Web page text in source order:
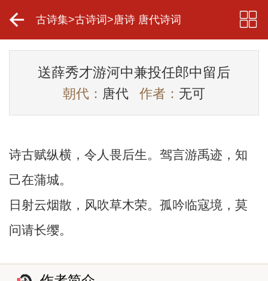
古诗集>古诗词 >唐诗 唐代诗词
送薛秀才游河中兼投任郎中留后
朝代： 唐代 作者： 无可
诗古赋纵横，令人畏后生。驾言游禹迹，知
己在蒲城。
日射云烟散，风吹草木荣。孤吟临寇境，莫
问请长缨。